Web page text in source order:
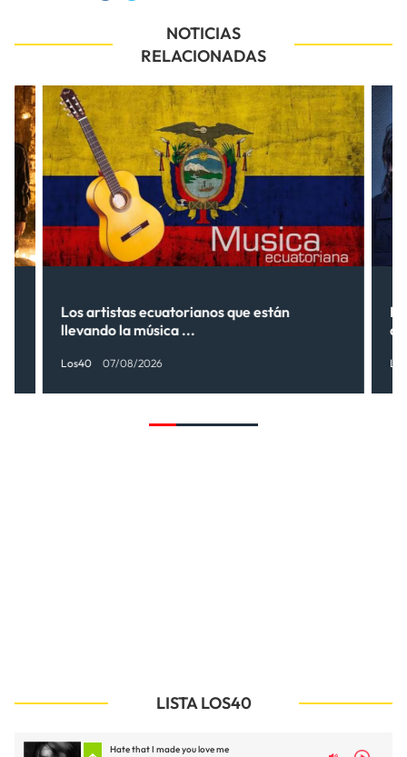
NOTICIAS
RELACIONADAS
Los artistas ecuatorianos que están
llevando la música ...
Los40 07/08/2026
LISTA LOS40
Hate that I made you love me